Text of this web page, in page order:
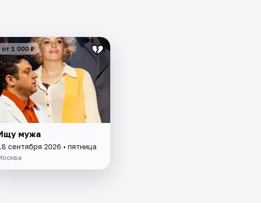
от 1 000 ₽
мужа
сентября 2026 • пятница